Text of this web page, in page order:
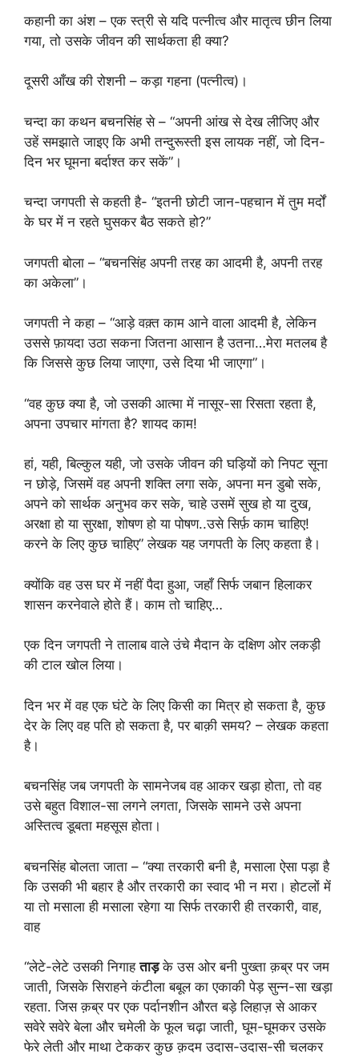
कहानी का अंश – एक स्त्री से यदि पत्नीत्व और मातृत्व छीन लिया
गया, तो उसके जीवन की सार्थकता ही क्या?
दूसरी आँख की रोशनी – कड़ा गहना (पत्नीत्व)।
चन्दा का कथन बचनसिंह से – “अपनी आंख से देख लीजिए और
उहें समझाते जाइए कि अभी तन्दुरूस्ती इस लायक नहीं, जो दिन-
दिन भर घूमना बर्दाश्त कर सकें”।
चन्दा जगपती से कहती है- “इतनी छोटी जान-पहचान में तुम मर्दों
के घर में न रहते घुसकर बैठ सकते हो?”
जगपती बोला – “बचनसिंह अपनी तरह का आदमी है, अपनी तरह
का अकेला”।
जगपती ने कहा – “आड़े वक़्त काम आने वाला आदमी है, लेकिन
उससे फ़ायदा उठा सकना जितना आसान है उतना…मेरा मतलब है
कि जिससे कुछ लिया जाएगा, उसे दिया भी जाएगा”।
“वह कुछ क्या है, जो उसकी आत्मा में नासूर-सा रिसता रहता है,
अपना उपचार मांगता है? शायद काम!
हां, यही, बिल्कुल यही, जो उसके जीवन की घड़ियों को निपट सूना
न छोड़े, जिसमें वह अपनी शक्ति लगा सके, अपना मन डुबो सके,
अपने को सार्थक अनुभव कर सके, चाहे उसमें सुख हो या दुख,
अरक्षा हो या सुरक्षा, शोषण हो या पोषण..उसे सिर्फ़ काम चाहिए!
करने के लिए कुछ चाहिए” लेखक यह जगपती के लिए कहता है।
क्योंकि वह उस घर में नहीं पैदा हुआ, जहाँ सिर्फ जबान हिलाकर
शासन करनेवाले होते हैं। काम तो चाहिए…
एक दिन जगपती ने तालाब वाले उंचे मैदान के दक्षिण ओर लकड़ी
की टाल खोल लिया।
दिन भर में वह एक घंटे के लिए किसी का मित्र हो सकता है, कुछ
देर के लिए वह पति हो सकता है, पर बाक़ी समय? – लेखक कहता
है।
बचनसिंह जब जगपती के सामनेजब वह आकर खड़ा होता, तो वह
उसे बहुत विशाल-सा लगने लगता, जिसके सामने उसे अपना
अस्तित्व डूबता महसूस होता।
बचनसिंह बोलता जाता – “क्या तरकारी बनी है, मसाला ऐसा पड़ा है
कि उसकी भी बहार है और तरकारी का स्वाद भी न मरा। होटलों में
या तो मसाला ही मसाला रहेगा या सिर्फ तरकारी ही तरकारी, वाह,
वाह
“लेटे-लेटे उसकी निगाहताड़के उस ओर बनी पुख्ता क़ब्र पर जम
जाती, जिसके सिराहने कंटीला बबूल का एकाकी पेड़ सुन्न-सा खड़ा
रहता. जिस क़ब्र पर एक पर्दानशीन औरत बड़े लिहाज़ से आकर
सवेरे सवेरे बेला और चमेली के फूल चढ़ा जाती, घूम-घूमकर उसके
फेरे लेती और माथा टेककर कुछ क़दम उदास-उदास-सी चलकर